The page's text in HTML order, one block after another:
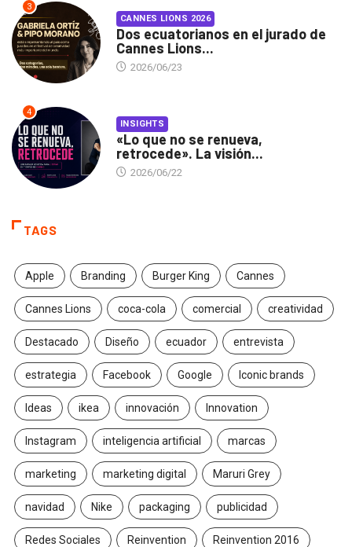
3
CANNES LIONS 2026
Dos ecuatorianos en el jurado de
Cannes Lions...
2026/06/23
4
INSIGHTS
«Lo que no se renueva,
retrocede». La visión...
2026/06/22
TAGS
Apple Branding Burger King Cannes
Cannes Lions coca-cola comercial creatividad
Destacado Diseño ecuador entrevista
estrategia Facebook Google Iconic brands
Ideas ikea innovación Innovation
Instagram inteligencia artificial marcas
marketing marketing digital Maruri Grey
navidad Nike packaging publicidad
Redes Sociales Reinvention Reinvention 2016